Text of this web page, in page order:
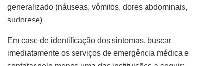
generalizado (náuseas, vômitos, dores abdominais,
sudorese).
Em caso de identificação dos sintomas, buscar
imediatamente os serviços de emergência médica e